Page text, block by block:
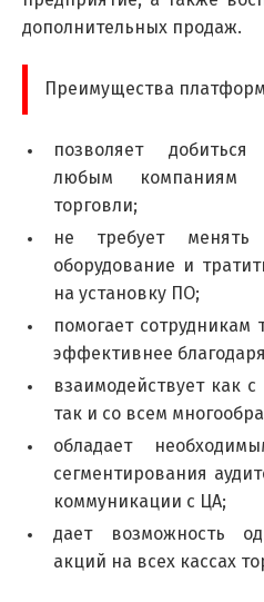
дополнительных продаж.
Преимущества
позволяет
любым компаниям
торговли;
не требует менять
оборудование и
на установку ПО;
помогает сотрудникам
эффективнее
взаимодействует как
так и со всем
обладает
сегментирования
коммуникации с ЦА;
дает возможность
акций на всех кассах